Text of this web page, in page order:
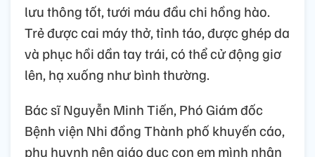
lưu thông tốt, tưới máu đầu chi hồng hào.
Trẻ được cai máy thở, tỉnh táo, được ghép da
và phục hồi dần tay trái, có thể cử động giơ
lên, hạ xuống như bình thường.
Bác sĩ Nguyễn Minh Tiến, Phó Giám đốc
Bệnh viện Nhi đồng Thành phố khuyến cáo,
phụ huynh nên giáo dục con em mình nhận